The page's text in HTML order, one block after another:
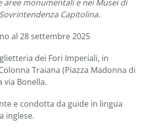
aree monumentali e nei Musei di
Capitolina.
al 28 settembre 2025
dei Fori Imperiali, in
Traiana (Piazza Madonna di
via Bonella.
e condotta da guide in lingua
inglese.